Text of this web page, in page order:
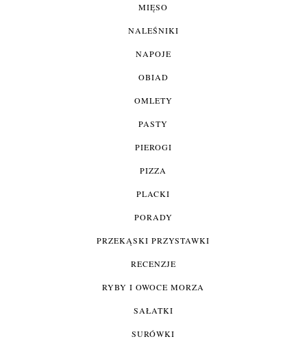
MIĘSO
NALEŚNIKI
NAPOJE
OBIAD
OMLETY
PASTY
PIEROGI
PIZZA
PLACKI
PORADY
PRZEKĄSKI PRZYSTAWKI
RECENZJE
RYBY I OWOCE MORZA
SAŁATKI
SURÓWKI